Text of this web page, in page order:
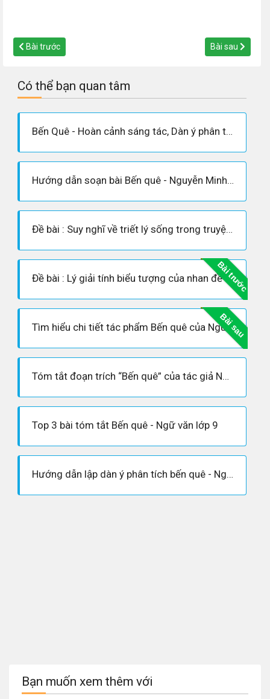
Bài trước Bài sau
Có thể bạn quan tâm
Bến Quê - Hoàn cảnh sáng tác, Dàn ý phân tích tác phẩm
Hướng dẫn soạn bài Bến quê - Nguyễn Minh Châu
Đề bài : Suy nghĩ về triết lý sống trong truyện ngắn “Bến quê” của Nguyễn Minh Châu
Bài trước
Đề bài : Lý giải tính biểu tượng của nhan đề truyện ngắn “Bến quê”
Bài sau
Tìm hiểu chi tiết tác phẩm Bến quê của Nguyễn Minh Châu
Tóm tắt đoạn trích “Bến quê” của tác giả Nguyễn Minh Châu
Top 3 bài tóm tắt Bến quê - Ngữ văn lớp 9
Hướng dẫn lập dàn ý phân tích bến quê - Ngữ văn 11
Bạn muốn xem thêm với